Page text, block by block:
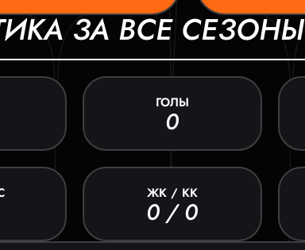
ЗА ВСЕ СЕЗОНЫ
ГОЛЫ
0
ЖК / КК
0 / 0